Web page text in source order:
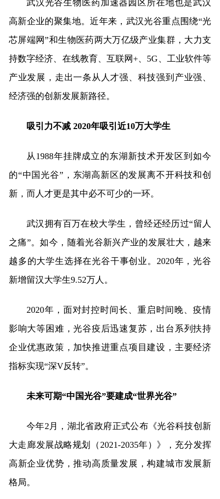
武汉光谷生物医药加速器园区所在地也是武汉
高新企业的聚集地。近年来，武汉光谷重点围绕“光
芯屏端网”和生物医药两大万亿级产业集群，大力支
持数字经济、在线教育、互联网+、5G、工业软件等
产业发展，走出一条从人才强、科技强到产业强、
经济强的创新发展新路径。
吸引力不减 2020年吸引近10万大学生
从1988年挂牌成立的东湖新技术开发区到如今
的“中国光谷”，东湖高新区的发展离不开科技和创
新，而人才更是其中必不可少的一环。
武汉拥有百万在校大学生，曾经还经历过“留人
之痛”。如今，随着光谷新兴产业的发展壮大，越来
越多的大学生选择在光谷干事创业。2020年，光谷
新增留汉大学生9.52万人。
2020年，面对封控时间长、重启时间晚、疫情
影响大等困难，光谷疫后迅速复苏，出台系列扶持
企业优惠政策，加快推进重点项目建设，主要经济
指标实现“深V反转”。
未来可期“中国光谷”要建成“世界光谷”
今年2月，湖北省政府正式公布《光谷科技创新
大走廊发展战略规划（2021-2035年）》，充分发挥
高新企业优势，推动高质量发展，构建城市发展新
格局。